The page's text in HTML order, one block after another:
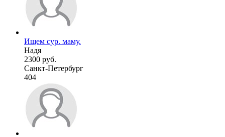
Ищем сур. маму.
Надя
2300 руб.
Санкт-Петербург
404